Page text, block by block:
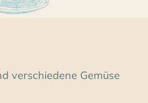
verschiedene Gemüse